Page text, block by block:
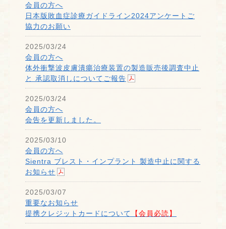
会員の方へ
日本版敗血症診療ガイドライン2024アンケートご
協力のお願い
2025/03/24
会員の方へ
体外衝撃波皮膚潰瘍治療装置の製造販売後調査中止
と 承認取消しについてご報告
2025/03/24
会員の方へ
会告を更新しました。
2025/03/10
会員の方へ
Sientra ブレスト・インプラント 製造中止に関する
お知らせ
2025/03/07
重要なお知らせ
提携クレジットカードについて
【会員必読】